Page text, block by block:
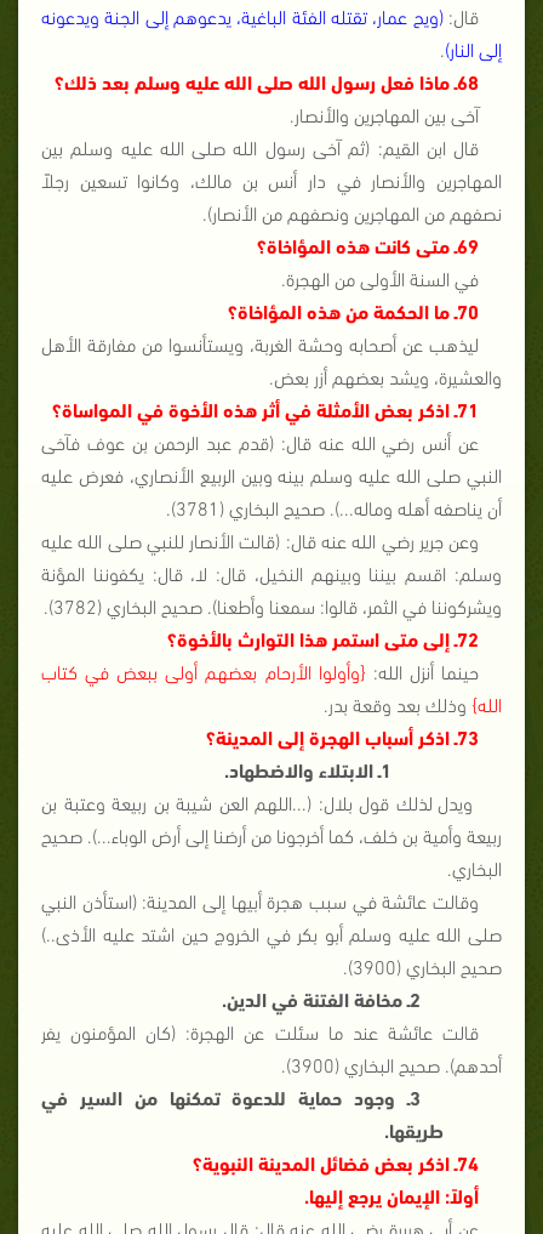
قال:(ويح عمار، تقتله الفئة الباغية، يدعوهم إلى الجنة ويدعونه
إلى النار).
68ـ ماذا فعل رسول الله صلى الله عليه وسلم بعد ذلك؟
آخى بين المهاجرين والأنصار.
قال ابن القيم: (ثم آخى رسول الله صلى الله عليه وسلم بين
المهاجرين والأنصار في دار أنس بن مالك، وكانوا تسعين رجلاً
نصفهم من المهاجرين ونصفهم من الأنصار).
69ـ متى كانت هذه المؤاخاة؟
في السنة الأولى من الهجرة.
70ـ ما الحكمة من هذه المؤاخاة؟
ليذهب عن أصحابه وحشة الغربة، ويستأنسوا من مفارقة الأهل
والعشيرة، ويشد بعضهم أزر بعض.
71ـ اذكر بعض الأمثلة في أثر هذه الأخوة في المواساة؟
عن أنس رضي الله عنه قال: (قدم عبد الرحمن بن عوف فآخى
النبي صلى الله عليه وسلم بينه وبين الربيع الأنصاري، فعرض عليه
أن يناصفه أهله وماله...). صحيح البخاري (3781).
وعن جرير رضي الله عنه قال: (قالت الأنصار للنبي صلى الله عليه
وسلم: اقسم بيننا وبينهم النخيل، قال: لا، قال: يكفوننا المؤنة
ويشركوننا في الثمر، قالوا: سمعنا وأطعنا). صحيح البخاري (3782).
72ـ إلى متى استمر هذا التوارث بالأخوة؟
حينما أنزل الله: {وأولوا الأرحام بعضهم أولى ببعض في كتاب
الله} وذلك بعد وقعة بدر.
73ـ اذكر أسباب الهجرة إلى المدينة؟
1ـ الابتلاء والاضطهاد.
ويدل لذلك قول بلال: (...اللهم العن شيبة بن ربيعة وعتبة بن
ربيعة وأمية بن خلف، كما أخرجونا من أرضنا إلى أرض الوباء...). صحيح
البخاري.
وقالت عائشة في سبب هجرة أبيها إلى المدينة: (استأذن النبي
صلى الله عليه وسلم أبو بكر في الخروج حين اشتد عليه الأذى..)
صحيح البخاري (3900).
2ـ مخافة الفتنة في الدين.
قالت عائشة عند ما سئلت عن الهجرة: (كان المؤمنون يفر
أحدهم). صحيح البخاري (3900).
3ـ وجود حماية للدعوة تمكنها من السير في
طريقها.
74ـ اذكر بعض فضائل المدينة النبوية؟
أولاً: الإيمان يرجع إليها.
عن أبي هريرة رضي الله عنه قال: قال رسول الله صلى الله عليه